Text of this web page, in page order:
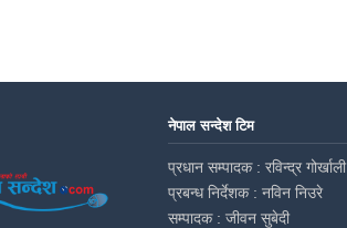
नेपाल सन्देश टिम
प्रधान सम्पादक : रविन्द्र गोर्खाली
प्रबन्ध निर्देशक : नविन निउरे
सम्पादक : जीवन सुबेदी